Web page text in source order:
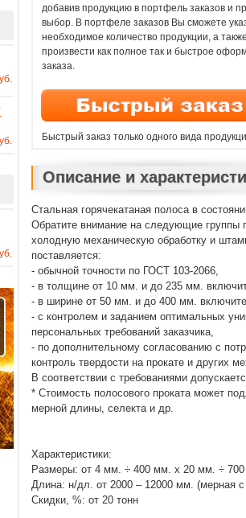
добавив продукцию в портфель заказов и
выбор. В портфеле заказов Вы сможете
необходимое количество продукции, а также
произвести как полное так и быстрое
заказа.
Быстрый заказ только одного вида
Описание и
Стальная горячекатаная полоса в
Обратите внимание на следующие группы
холодную механическую обработку и
поставляется:
- обычной точности по ГОСТ 103-2066,
- в толщине от 10 мм. и до 235 мм.
- в ширине от 50 мм. и до 400 мм.
- с контролем и заданием оптимальных
персональных требований заказчика,
- по дополнительному согласованию с
контроль твердости на прокате и других
В соответствии с требованиями
* Стоимость полосового проката может
мерной длины, селекта и др.
Характеристики:
Размеры: от 4 мм. ÷ 400 мм. х 20 мм. ÷
Длина: н/дл. от 2000 – 12000 мм. (мерная с
Скидки, %: от 20 тонн